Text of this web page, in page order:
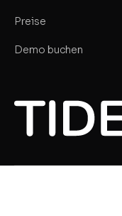
Preise
Demo buchen